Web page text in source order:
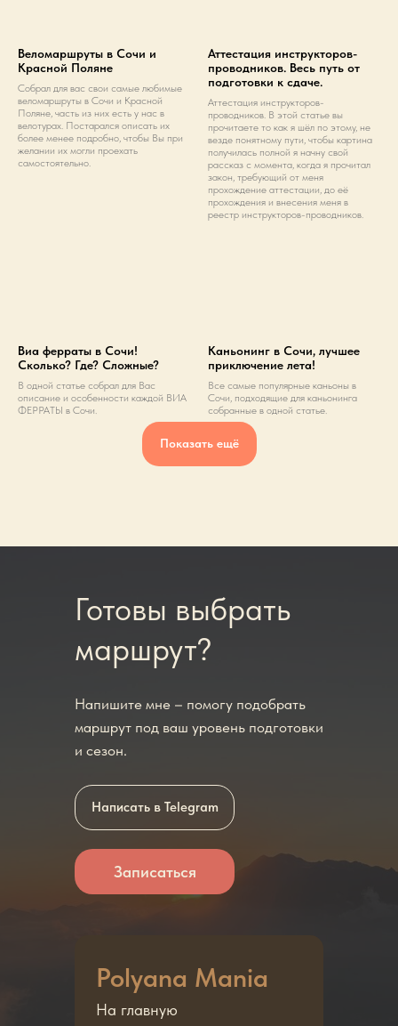
Веломаршруты в Сочи и
Красной Поляне
Собрал для вас свои самые любимые
веломаршруты в Сочи и Красной
Поляне, часть из них есть у нас в
велотурах. Постарался описать их
более менее подробно, чтобы Вы при
желании их могли проехать
самостоятельно.
Аттестация инструкторов-
проводников. Весь путь от
подготовки к сдаче.
Аттестация инструкторов-
проводников. В этой статье вы
прочитаете то как я шёл по этому, не
везде понятному пути, чтобы картина
получилась полной я начну свой
рассказ с момента, когда я прочитал
закон, требующий от меня
прохождение аттестации, до её
прохождения и внесения меня в
реестр инструкторов-проводников.
Виа ферраты в Сочи!
Сколько? Где? Сложные?
В одной статье собрал для Вас
описание и особенности каждой ВИА
ФЕРРАТЫ в Сочи.
Каньонинг в Сочи, лучшее
приключение лета!
Все самые популярные каньоны в
Сочи, подходящие для каньонинга
собранные в одной статье.
Показать ещё
Готовы выбрать
маршрут?
Напишите мне – помогу подобрать
маршрут под ваш уровень подготовки
и сезон.
Написать в Telegram
Записаться
Polyana Mania
На главную